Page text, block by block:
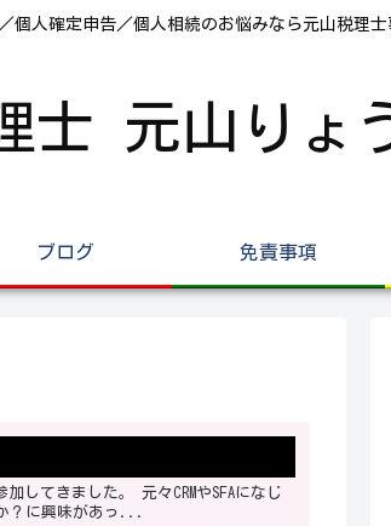
個人確定申告／個人相続のお悩みなら元山税理士
士 元山りょ
ブログ 免責事項
？に興味があっ...